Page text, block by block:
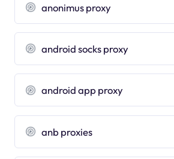
anonimus proxy
android socks proxy
android app proxy
anb proxies